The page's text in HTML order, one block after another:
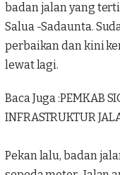
badan jalan yang
Salua -Sadaunta.
perbaikan dan kini
lewat lagi.
Baca Juga :PEMKAB
INFRASTRUKTUR
Pekan lalu, badan